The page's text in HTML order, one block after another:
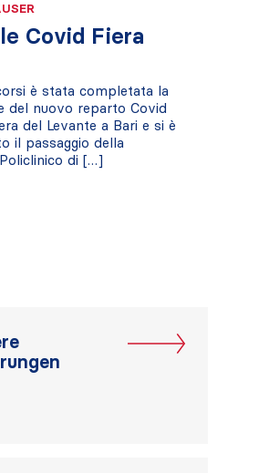
Covid Fiera
è stata completata la
del nuovo reparto Covid
del Levante a Bari e si è
il passaggio della
di […]